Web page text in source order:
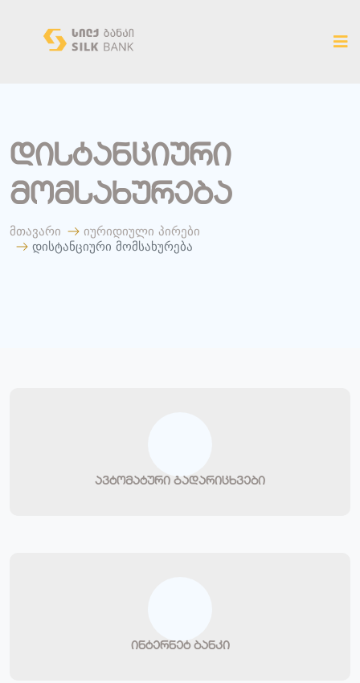
დისტანციური
მომსახურება
მთავარი
იურიდიული პირები
დისტანციური მომსახურება
ავტომატური გადარიცხვები
ინტერნეტ ბანკი